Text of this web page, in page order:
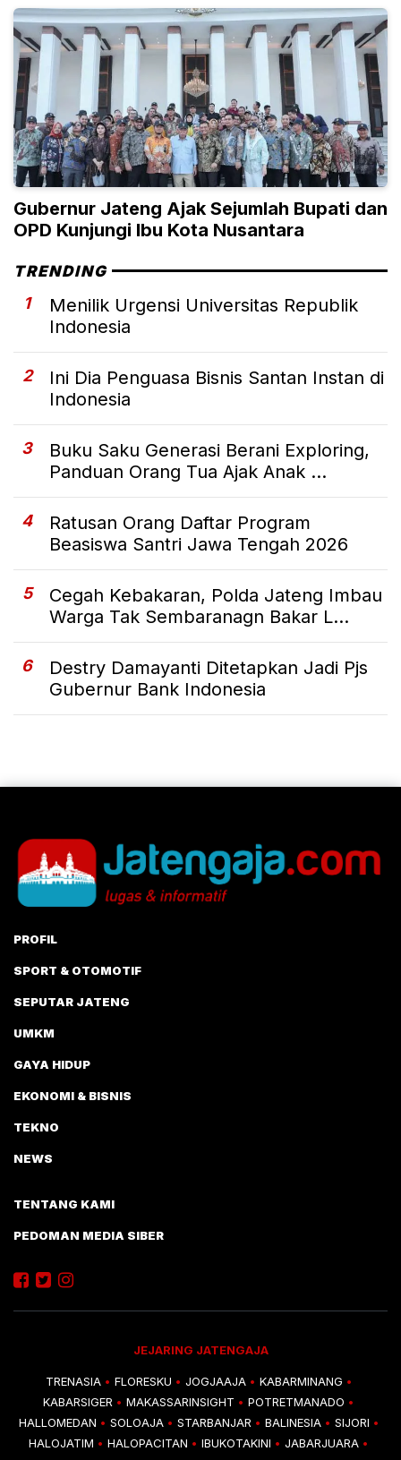
Gubernur Jateng Ajak Sejumlah Bupati dan
OPD Kunjungi Ibu Kota Nusantara
TRENDING
1
Menilik Urgensi Universitas Republik
Indonesia
2
Ini Dia Penguasa Bisnis Santan Instan di
Indonesia
3
Buku Saku Generasi Berani Exploring,
Panduan Orang Tua Ajak Anak ...
4
Ratusan Orang Daftar Program
Beasiswa Santri Jawa Tengah 2026
5
Cegah Kebakaran, Polda Jateng Imbau
Warga Tak Sembaranagn Bakar L...
6
Destry Damayanti Ditetapkan Jadi Pjs
Gubernur Bank Indonesia
PROFIL
SPORT & OTOMOTIF
SEPUTAR JATENG
UMKM
GAYA HIDUP
EKONOMI & BISNIS
TEKNO
NEWS
TENTANG KAMI
PEDOMAN MEDIA SIBER
JEJARING JATENGAJA
TRENASIA • FLORESKU • JOGJAAJA • KABARMINANG •
KABARSIGER • MAKASSARINSIGHT • POTRETMANADO •
HALLOMEDAN • SOLOAJA • STARBANJAR • BALINESIA • SIJORI •
HALOJATIM • HALOPACITAN • IBUKOTAKINI • JABARJUARA •